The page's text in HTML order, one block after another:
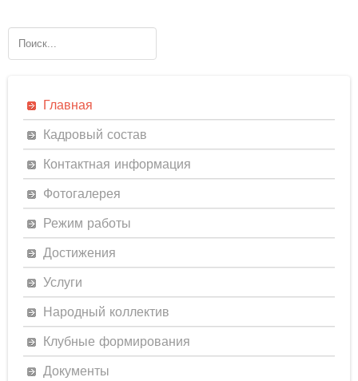
Главная
Кадровый состав
Контактная информация
Фотогалерея
Режим работы
Достижения
Услуги
Народный коллектив
Клубные формирования
Документы